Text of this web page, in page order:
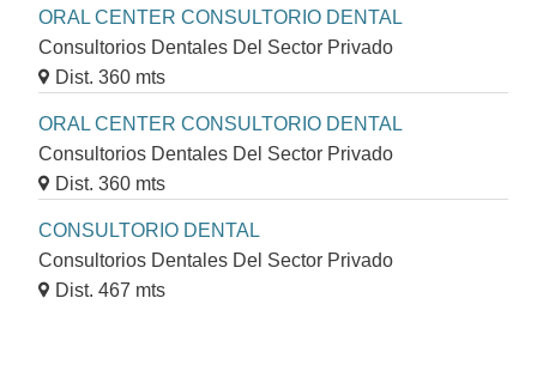
ORAL CENTER CONSULTORIO DENTAL
Consultorios Dentales Del Sector Privado
Dist. 360 mts
ORAL CENTER CONSULTORIO DENTAL
Consultorios Dentales Del Sector Privado
Dist. 360 mts
CONSULTORIO DENTAL
Consultorios Dentales Del Sector Privado
Dist. 467 mts